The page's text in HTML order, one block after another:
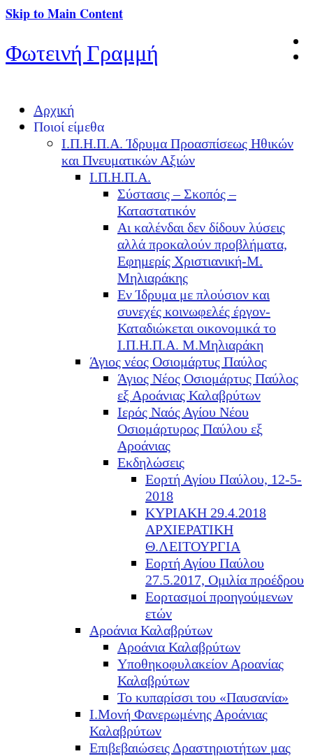
Skip to Main Content
Φωτεινή Γραμμή
Αρχική
Ποιοί είμεθα
Ι.Π.Η.Π.Α. Ίδρυμα Προασπίσεως Ηθικών
και Πνευματικών Αξιών
Ι.Π.Η.Π.Α.
Σύστασις – Σκοπός –
Καταστατικόν
Αι καλένδαι δεν δίδουν λύσεις
αλλά προκαλούν προβλήματα,
Εφημερίς Χριστιανική-Μ.
Μηλιαράκης
Εν Ίδρυμα με πλούσιον και
συνεχές κοινωφελές έργον-
Καταδιώκεται οικονομικά το
Ι.Π.Η.Π.Α. Μ.Μηλιαράκη
Άγιος νέος Οσιομάρτυς Παύλος
Άγιος Νέος Οσιομάρτυς Παύλος
εξ Αροάνιας Καλαβρύτων
Ιερός Ναός Αγίου Νέου
Οσιομάρτυρος Παύλου εξ
Αροάνιας
Εκδηλώσεις
Εορτή Αγίου Παύλου, 12-5-
2018
ΚΥΡΙΑΚΗ 29.4.2018
ΑΡΧΙΕΡΑΤΙΚΗ
Θ.ΛΕΙΤΟΥΡΓΙΑ
Εορτή Αγίου Παύλου
27.5.2017, Ομιλία προέδρου
Εορτασμοί προηγούμενων
ετών
Αροάνια Καλαβρύτων
Αροάνια Καλαβρύτων
Υποθηκοφυλακείον Αροανίας
Καλαβρύτων
Το κυπαρίσσι του «Παυσανία»
Ι.Μονή Φανερωμένης Αροάνιας
Καλαβρύτων
Επιβεβαιώσεις Δραστηριοτήτων μας